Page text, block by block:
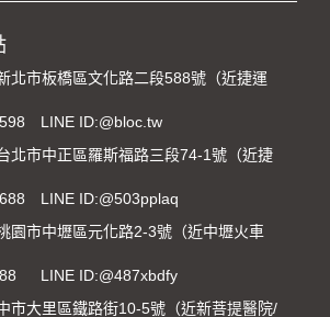
北市板橋區文化路二段588號（近捷運
LINE ID:@bloc.tw
北市中正區羅斯福路三段74-1號（近捷
LINE ID:@503pplaq
園市中壢區元化路2-3號（近中壢火車
LINE ID:@487xbdfy
市大里區鐵路街10-5號（近新菩提醫院/